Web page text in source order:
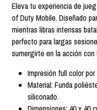
Eleva tu experiencia de
of Duty Mobile. Diseñado
mientras libras intensas
perfecto para largas
sumergirte en la acción
Impresión full color
Material: Funda
siliconado.